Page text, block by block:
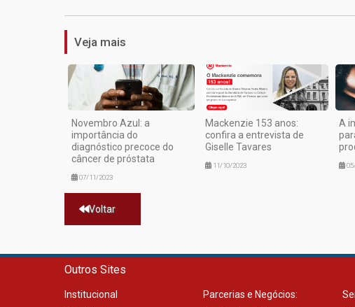
Veja mais
Novembro Azul: a
importância do
diagnóstico precoce do
câncer de próstata
07/11/2023
Mackenzie 153 anos:
confira a entrevista de
Giselle Tavares
11/10/2023
A
Voltar
Outros Sites
Institucional
Parcerias e Negócios: